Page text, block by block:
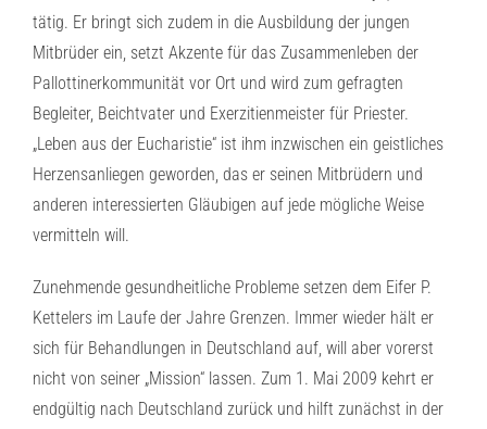
tätig. Er bringt sich zudem in die Ausbildung der jungen
Mitbrüder ein, setzt Akzente für das Zusammenleben der
Pallottinerkommunität vor Ort und wird zum gefragten
Begleiter, Beichtvater und Exerzitienmeister für Priester.
„Leben aus der Eucharistie“ ist ihm inzwischen ein geistliches
Herzensanliegen geworden, das er seinen Mitbrüdern und
anderen interessierten Gläubigen auf jede mögliche Weise
vermitteln will.
Zunehmende gesundheitliche Probleme setzen dem Eifer P.
Kettelers im Laufe der Jahre Grenzen. Immer wieder hält er
sich für Behandlungen in Deutschland auf, will aber vorerst
nicht von seiner „Mission“ lassen. Zum 1. Mai 2009 kehrt er
endgültig nach Deutschland zurück und hilft zunächst in der